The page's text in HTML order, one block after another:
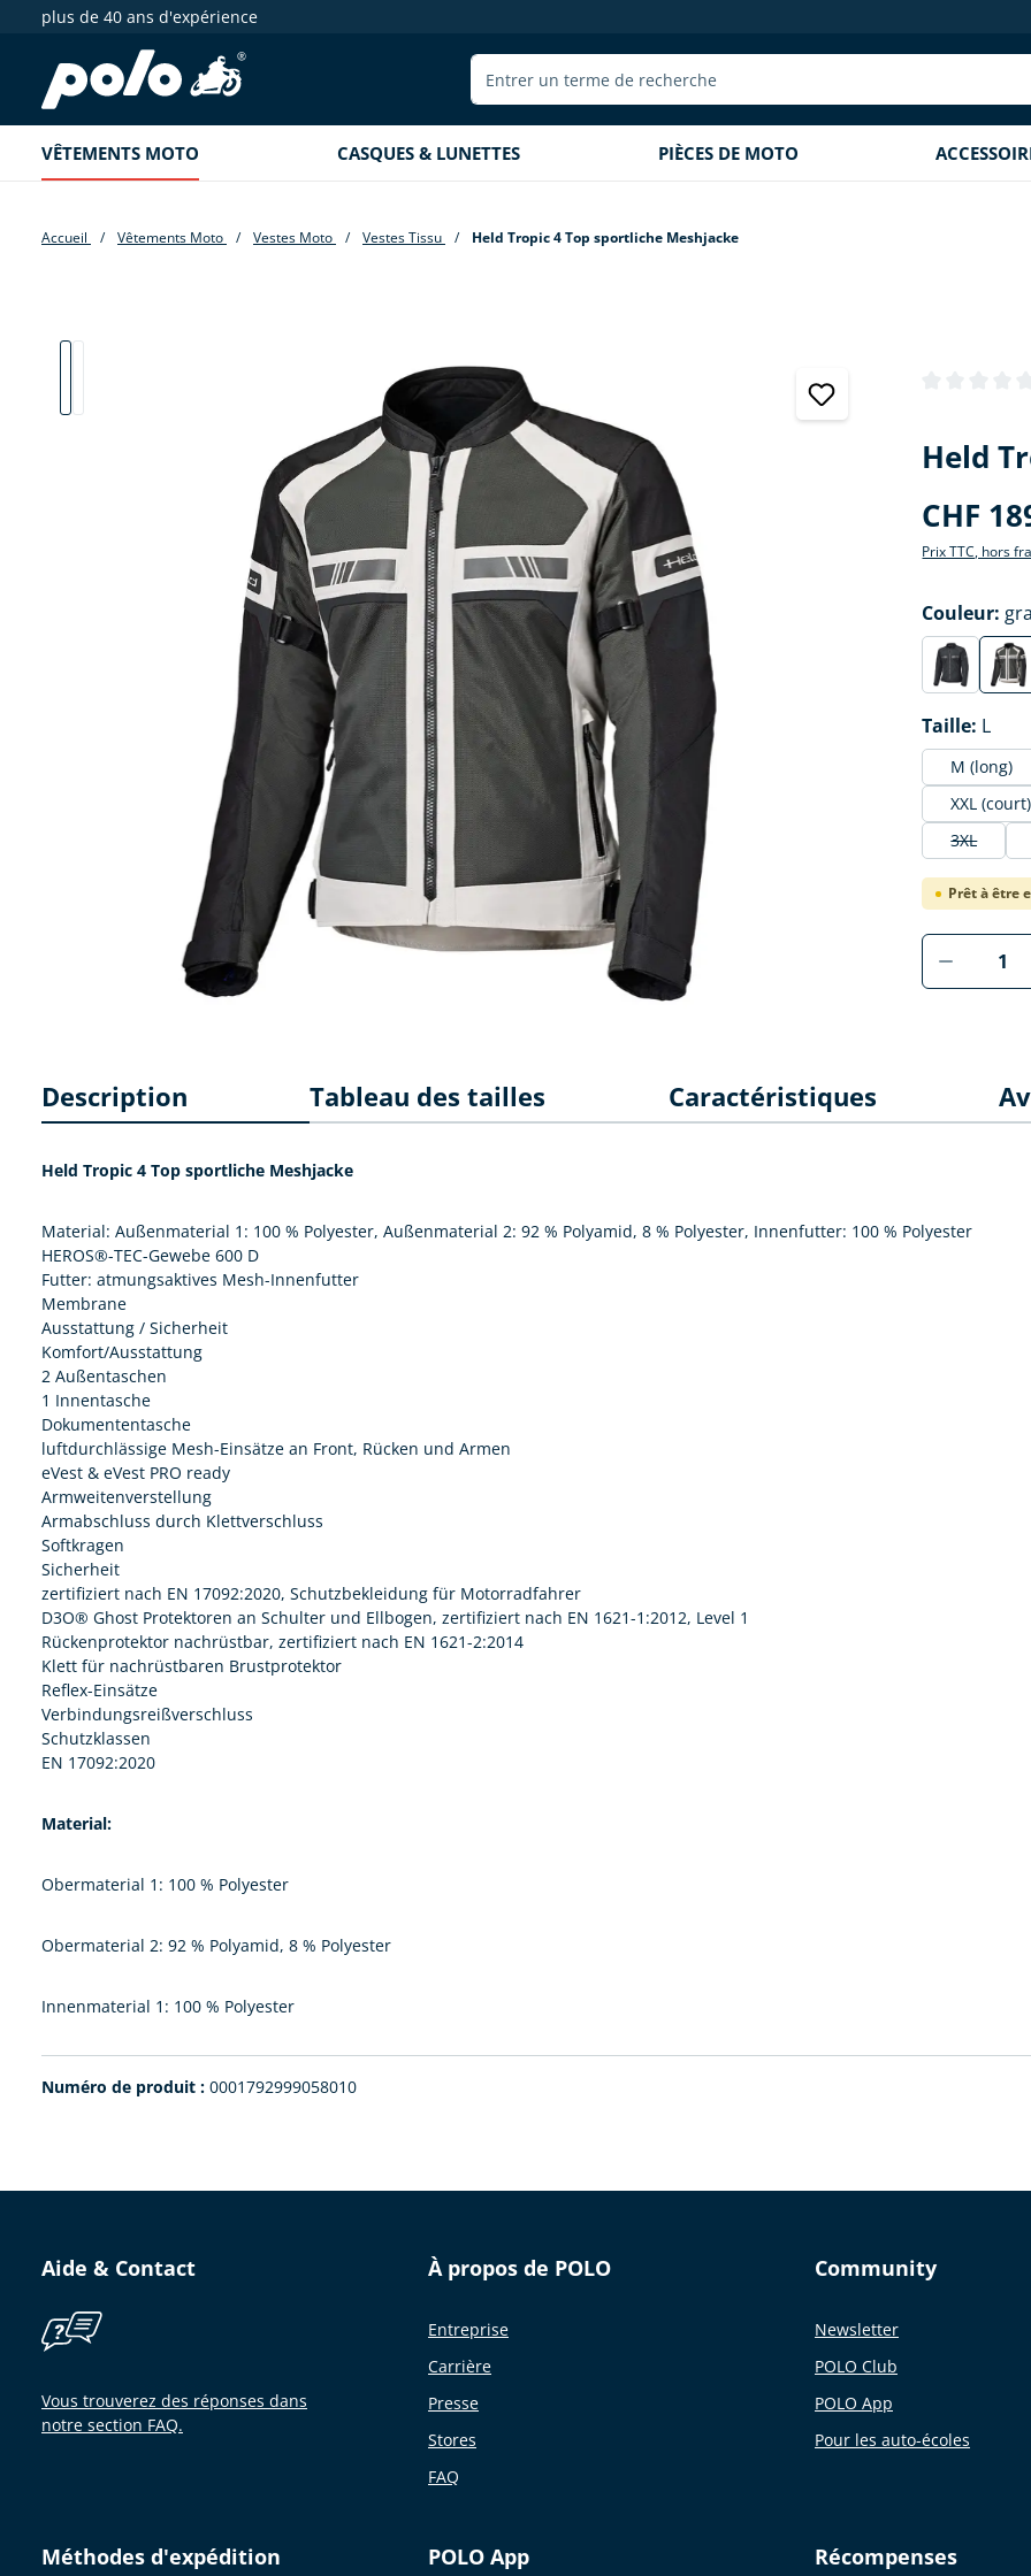
Aller à la navigation principale
plus de 40 ans d'expérience
VÊTEMENTS MOTO CASQUES & LUNETTES PIÈCES DE MOTO
Accueil Vêtements Moto Vestes Moto Vestes Tissu Held Tropic 4 Top sportliche Meshjacke
Passer la galerie d'images
Held
CHF
Prix TTC, hors
Couleur:
schwarz
Taille
Sélectionner
: L
M (long)
XXL (court)
3XL
(Cette
Prêt à être
Produkt
Description Tableau des tailles Caractéristiques
Held Tropic 4 Top sportliche Meshjacke
Material: Außenmaterial 1: 100 % Polyester, Außenmaterial 2: 92 % Polyamid, 8 % Polyester, Innenfutter: 100 % Polyester
HEROS®-TEC-Gewebe 600 D
Futter: atmungsaktives Mesh-Innenfutter
Membrane
Ausstattung / Sicherheit
Komfort/Ausstattung
2 Außentaschen
1 Innentasche
Dokumententasche
luftdurchlässige Mesh-Einsätze an Front, Rücken und Armen
eVest & eVest PRO ready
Armweitenverstellung
Armabschluss durch Klettverschluss
Softkragen
Sicherheit
zertifiziert nach EN 17092:2020, Schutzbekleidung für Motorradfahrer
D3O® Ghost Protektoren an Schulter und Ellbogen, zertifiziert nach EN 1621-1:2012, Level 1
Rückenprotektor nachrüstbar, zertifiziert nach EN 1621-2:2014
Klett für nachrüstbaren Brustprotektor
Reflex-Einsätze
Verbindungsreißverschluss
Schutzklassen
EN 17092:2020
Material:
Obermaterial 1: 100 % Polyester
Obermaterial 2: 92 % Polyamid, 8 % Polyester
Innenmaterial 1: 100 % Polyester
Numéro de produit : 0001792999058010
Aide & Contact
Vous trouverez des réponses dans
notre section FAQ.
À propos de POLO
Entreprise
Carrière
Presse
Stores
FAQ
Community
Newsletter
POLO Club
POLO App
Pour les auto-écoles
Méthodes d'expédition POLO App Récompenses